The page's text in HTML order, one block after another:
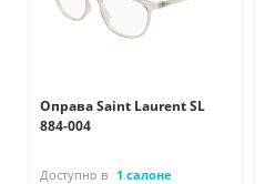
Оправа Saint Laurent SL
884-004
Доступно в 1 салоне